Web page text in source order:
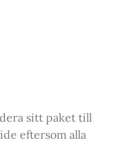
sitt paket till
eftersom alla